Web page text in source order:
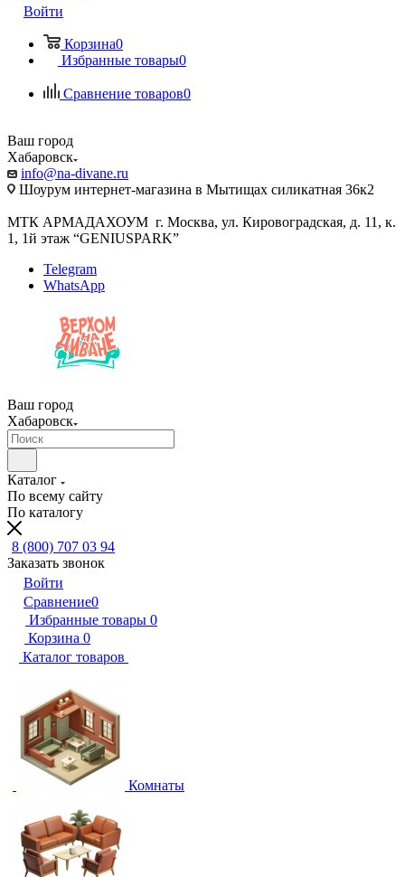
Войти
Корзина0
Избранные товары0
Сравнение товаров0
Ваш город
Хабаровск
info@na-divane.ru
Шоурум интернет-магазина в Мытищах силикатная 36к2
МТК АРМАДАХОУМ г. Москва, ул. Кировоградская, д. 11, к.
1, 1й этаж “GENIUSPARK”
Telegram
WhatsApp
Ваш город
Хабаровск
Каталог
По всему сайту
По каталогу
8 (800) 707 03 94
Заказать звонок
Войти
Сравнение0
Избранные товары 0
Корзина 0
Каталог товаров
Комнаты